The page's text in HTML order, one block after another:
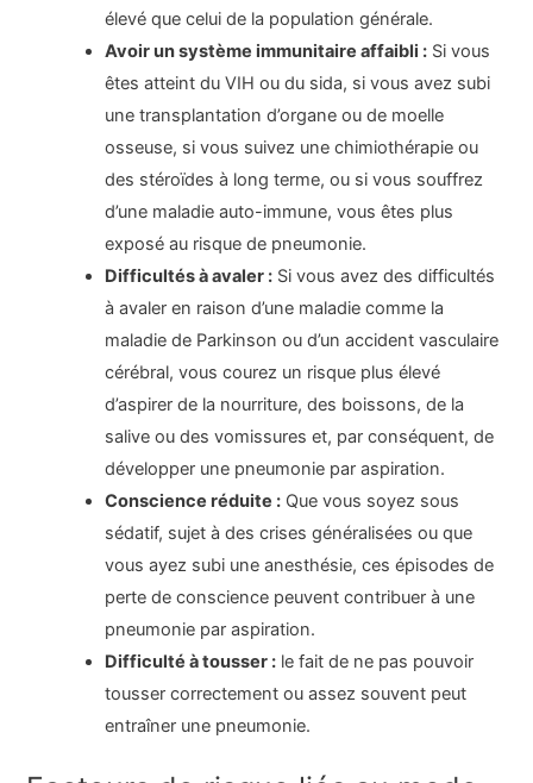
élevé que celui de la population générale.
Avoir un système immunitaire affaibli : Si vous
êtes atteint du VIH ou du sida, si vous avez subi
une transplantation d’organe ou de moelle
osseuse, si vous suivez une chimiothérapie ou
des stéroïdes à long terme, ou si vous souffrez
d’une maladie auto-immune, vous êtes plus
exposé au risque de pneumonie.
Difficultés à avaler : Si vous avez des difficultés
à avaler en raison d’une maladie comme la
maladie de Parkinson ou d’un accident vasculaire
cérébral, vous courez un risque plus élevé
d’aspirer de la nourriture, des boissons, de la
salive ou des vomissures et, par conséquent, de
développer une pneumonie par aspiration.
Conscience réduite : Que vous soyez sous
sédatif, sujet à des crises généralisées ou que
vous ayez subi une anesthésie, ces épisodes de
perte de conscience peuvent contribuer à une
pneumonie par aspiration.
Difficulté à tousser : le fait de ne pas pouvoir
tousser correctement ou assez souvent peut
entraîner une pneumonie.